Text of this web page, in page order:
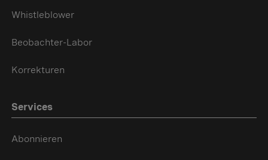
Whistleblower
Beobachter-Labor
Korrekturen
Services
Abonnieren